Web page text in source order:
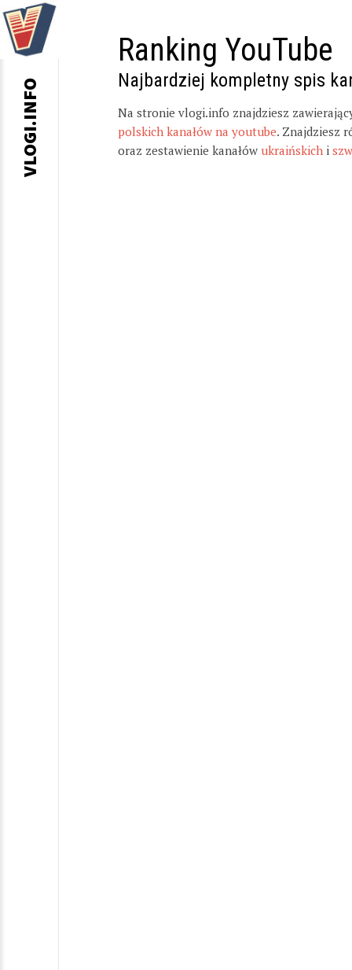
Ranking YouTube
Najbardziej kompletny spis
Na stronie vlogi.info znajdziesz
polskich kanałów na youtube. Znajdziesz
oraz zestawienie kanałów ukraińskich i
VLOGI.INFO